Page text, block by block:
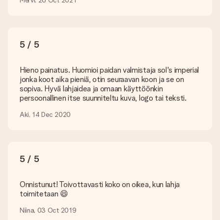
tästä ihanasta yllätyksestä.
Onko lahjani paketoitu?
Tällä hetkellä meillä ei (vielä) ole lahjojen paketointipalvelua,
mutta toimitamme lahjat kauniissa lahjapakkauksessa. Lahjasi
on siis valmis annettavaksi tai se voidaan lähettää suoraan
vastaanottajalle.
Voinko valita toimituspäivän?
Ei ole mahdollista valita tiettyä toimituspäivää.
Mikä on toimitusaika ja milloin saan lahjani?
Toimitusaika löytyy lahjan tuotesivulta. Voit luottaa siihen,
5 / 5
Hieno painatus. Huomioi paidan valmistaja sol's imperial
jonka koot aika pieniä, otin seuraavan koon ja se on
sopiva. Hyvä lahjaidea ja omaan käyttöönkin
persoonallinen itse suunniteltu kuva, logo tai teksti.
Aki, 14 Dec 2020
5 / 5
Onnistunut! Toivottavasti koko on oikea, kun lahja
toimitetaan 😄
Niina, 03 Oct 2019